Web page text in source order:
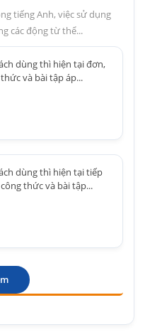
tiếng Anh, việc sử dụng
các động từ thể...
dùng thì hiện tại đơn,
và bài tập áp...
dùng thì hiện tại tiếp
thức và bài tập...